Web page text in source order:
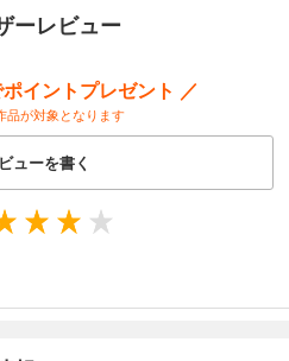
ーレビュー
イントプレゼント ／
品が対象となります
ューを書く